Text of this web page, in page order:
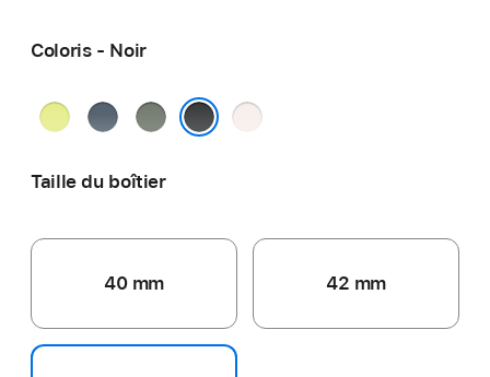
Coloris - Noir
JauneBleu
Gris
Rose
Taille du boîtier
40 mm 42 mm